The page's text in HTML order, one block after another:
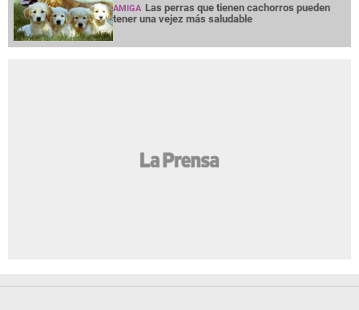
AMIGA Las perras que tienen cachorros pueden
tener una vejez más saludable